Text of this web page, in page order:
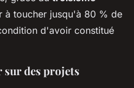
à toucher jusqu'à 80 % de
d'avoir constitué
sur des projets